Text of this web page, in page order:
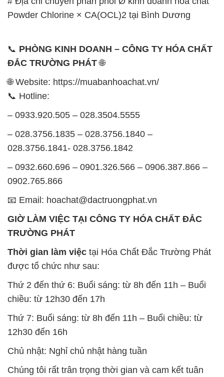
Powder Chlorine × CA(OCL)2 tại Bình Dương
📞 PHÒNG KINH DOANH – CÔNG TY HÓA CHẤT
ĐẮC TRƯỜNG PHÁT🌐
🌐 Website: https://muabanhoachat.vn/
📞 Hotline:
– 0933.920.505 – 028.3504.5555
– 028.3756.1835 – 028.3756.1840 –
028.3756.1841- 028.3756.1842
– 0932.660.696 – 0901.326.566 – 0906.387.866 –
0902.765.866
📧 Email: hoachat@dactruongphat.vn
GIỜ LÀM VIỆC TẠI CÔNG TY HÓA CHẤT ĐẮC
TRƯỜNG PHÁT
Thời gian làm việc tại Hóa Chất Đắc Trường Phát
được tổ chức như sau:
Thứ 2 đến thứ 6: Buổi sáng: từ 8h đến 11h – Buổi
chiều: từ 12h30 đến 17h
Thứ 7: Buổi sáng: từ 8h đến 11h – Buổi chiều: từ
12h30 đến 16h
Chủ nhật: Nghỉ chủ nhật hàng tuần
Chúng tôi rất trân trọng thời gian và cam kết tuân